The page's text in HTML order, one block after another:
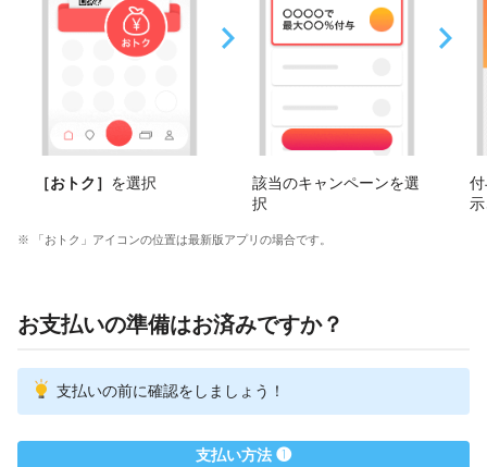
［おトク］ を選択
該当のキャンペーンを選
択
※ 「おトク」アイコンの位置は最新版アプリの場合です。
お支払いの準備はお済みですか？
支払いの前に確認をしましょう！
支払い方法 ❶